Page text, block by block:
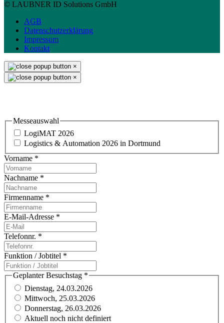
© LAUBNER ID Solutions GmbH
AGB
Datenschutzerklärung
Impressum
Kontakt
×
×
Messeauswahl
LogiMAT 2026
Logistics & Automation 2026 in Dortmund
Vorname *
Nachname *
Firmenname *
E-Mail-Adresse *
Telefonnr. *
Funktion / Jobtitel *
Geplanter Besuchstag *
Dienstag, 24.03.2026
Mittwoch, 25.03.2026
Donnerstag, 26.03.2026
Aktuell noch nicht definiert